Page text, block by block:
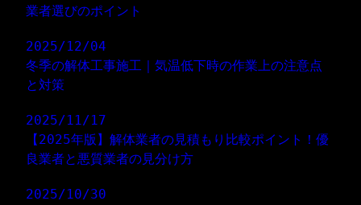
業者選びのポイント
2025/12/04
冬季の解体工事施工｜気温低下時の作業上の注意点
と対策
2025/11/17
【2025年版】解体業者の見積もり比較ポイント！優
良業者と悪質業者の見分け方
2025/10/30